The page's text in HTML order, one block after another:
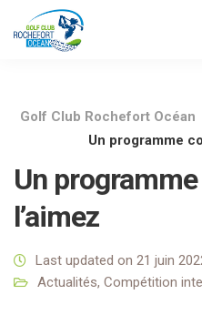
Golf Club Rochefort Océan
Un programme
Un
l’aimez
Last updated on 21 juin
Actualités, Compétition